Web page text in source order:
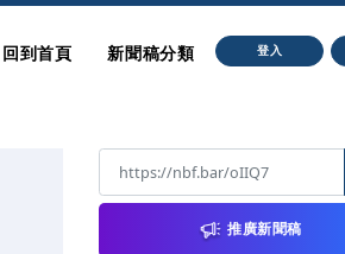
回到首頁 新聞稿分類 登入
推廣新聞稿